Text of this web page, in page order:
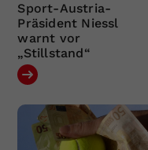
Sport-Austria-
Präsident Niessl
warnt vor
„Stillstand“